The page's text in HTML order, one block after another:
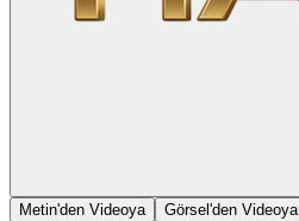
Metin'den Videoya Görsel'den Videoya